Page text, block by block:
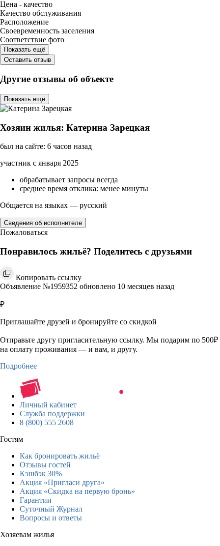
Цена - качество
Качество обслуживания
Расположение
Своевременность заселения
Соответствие фото
Показать ещё
Оставить отзыв
Другие отзывы об объекте
Показать ещё
Хозяин жилья: Катерина Зарецкая
был на сайте: 6 часов назад
участник с января 2025
обрабатывает запросы всегда
среднее время отклика: менее минуты
Общается на языках — русский
Сведения об исполнителе
Пожаловаться
Понравилось жильё? Поделитесь с друзьями
Копировать ссылку
Объявление №1959352 обновлено 10 месяцев назад
₽
Приглашайте друзей и бронируйте со скидкой
Отправьте другу пригласительную ссылку. Мы подарим по 500₽
на оплату проживания — и вам, и другу.
Подробнее
Личный кабинет
Служба поддержки
8 (800) 555 2608
Гостям
Как бронировать жильё
Отзывы гостей
Кэшбэк 30%
Акция «Пригласи друга»
Акция «Скидка на первую бронь»
Гарантии
Суточный Журнал
Вопросы и ответы
Хозяевам жилья